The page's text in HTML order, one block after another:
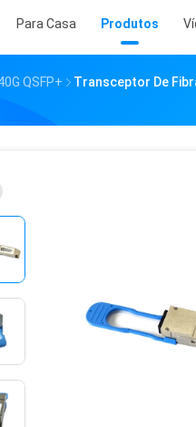
Para Casa Produtos
QSFP+
Transceptor De